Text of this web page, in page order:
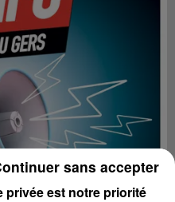
privée est notre priorité
sans accepter